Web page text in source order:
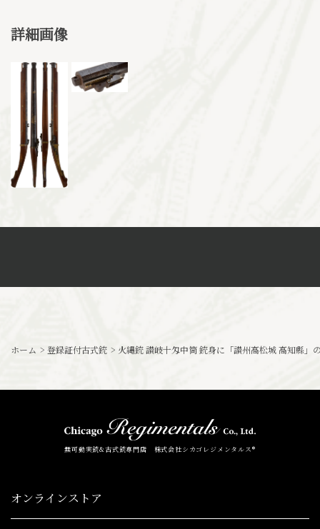
詳細画像
ホーム > 登録証付古式銃 > 火縄銃 讃岐十匁中筒 銃身に「讃州高松城 高知縣
無可動実銃&古式銃専門店 株式会社シカゴレジメンタルス®
オンラインストア